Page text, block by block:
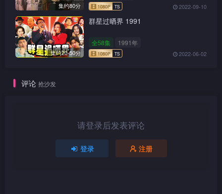
1080P
集约80分 2022-09-10
集约20-50分
群星过晒界 1991
全58集 1991年
2022-06-02
评论 抢沙发
请登录后发表评论
登录 注册